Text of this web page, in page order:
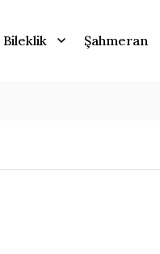
Bileklik Şahmeran